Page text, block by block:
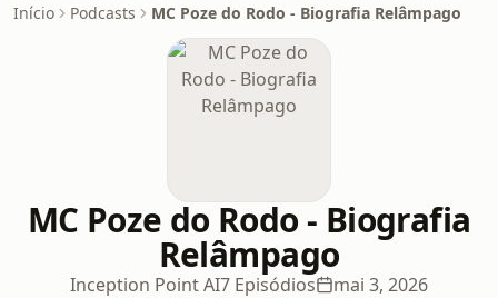
Início Podcasts MC Poze do Rodo - Biografia Relâmpago
MC Poze do Rodo - Biografia
Relâmpago
Inception Point AI7 Episódios mai 3, 2026